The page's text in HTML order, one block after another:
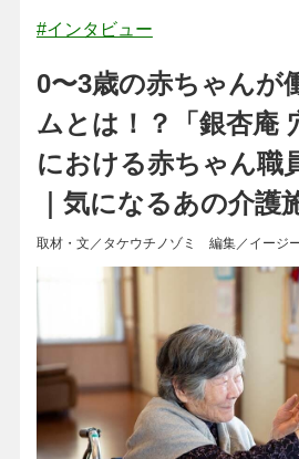
#インタビュー
0〜3歳の赤ちゃんが
ムとは！？「銀杏庵
における赤ちゃん職
｜気になるあの介護
取材・文／タケウチノゾミ 編集／イージ